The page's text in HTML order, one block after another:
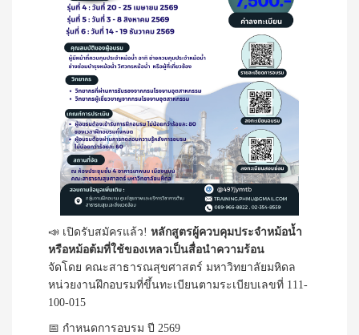
📣 เปิดรับสมัครแล้ว! หลักสูตรผู้ควบคุมประจำหม้อน้ำ
หรือหม้อต้มที่ใช้ของเหลวเป็นสื่อนำความร้อน
จัดโดย คณะสาธารณสุขศาสตร์ มหาวิทยาลัยมหิดล
หน่วยงานฝึกอบรมที่ขึ้นทะเบียนตามระเบียบเลขที่ 111-
100-015
📅 กำหนดการอบรม ปี 2569